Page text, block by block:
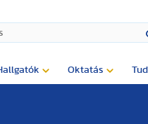
Oktatás